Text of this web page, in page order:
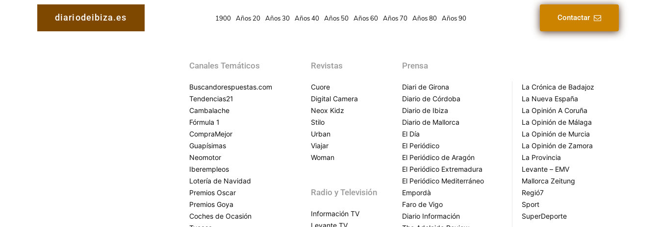
diariodeibiza.es 1900 Años 20 Años 30 Años 40 Años 50 Años 60 Años 70 Años 80 Años 90 Contactar
Canales Temáticos
Buscandorespuestas.com
Tendencias21
Cambalache
Fórmula 1
CompraMejor
Guapísimas
Neomotor
Iberempleos
Lotería de Navidad
Premios Oscar
Premios Goya
Coches de Ocasión
Revistas
Cuore
Digital Camera
Neox Kidz
Stilo
Urban
Viajar
Woman
Radio y Televisión
Información TV
Prensa
Diari de Girona
Diario de Córdoba
Diario de Ibiza
Diario de Mallorca
El Día
El Periódico
El Periódico de Aragón
El Periódico Extremadura
El Periódico Mediterráneo
Empordà
Faro de Vigo
Diario Información
La Crónica de Badajoz
La Nueva España
La Opinión A Coruña
La Opinión de Málaga
La Opinión de Murcia
La Opinión de Zamora
La Provincia
Levante – EMV
Mallorca Zeitung
Regió7
Sport
SuperDeporte